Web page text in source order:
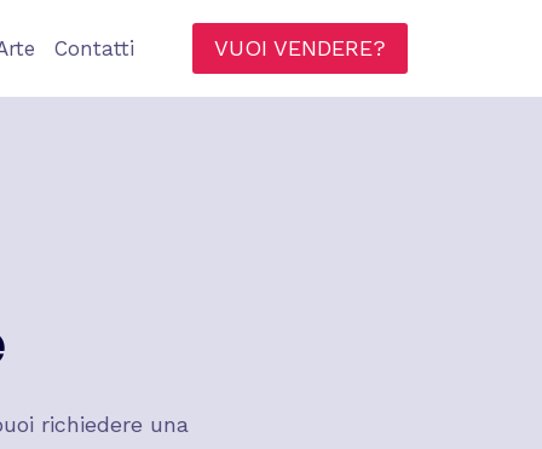
Contatti VUOI VENDERE?
richiedere una